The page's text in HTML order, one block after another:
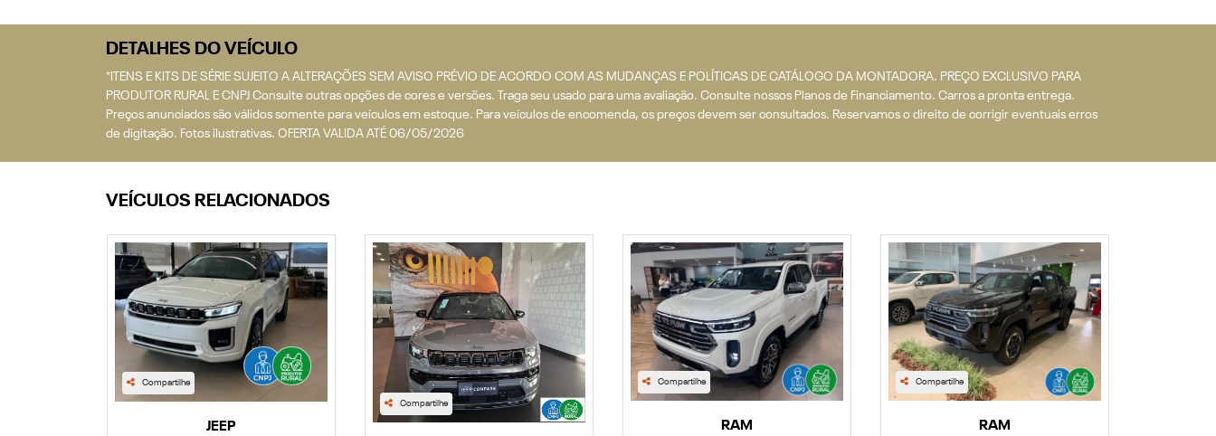
DETALHES DO VEÍCULO
*ITENS E KITS DE SÉRIE SUJEITO A ALTERAÇÕES SEM AVISO PRÉVIO DE ACORDO COM AS MUDANÇAS E POLÍTICAS DE CATÁLOGO DA MONTADORA. PREÇO EXCLUSIVO PARA
PRODUTOR RURAL E CNPJ Consulte outras opções de cores e versões. Traga seu usado para uma avaliação. Consulte nossos Planos de Financiamento. Carros a pronta entrega.
Preços anunciados são válidos somente para veículos em estoque. Para veículos de encomenda, os preços devem ser consultados. Reservamos o direito de corrigir eventuais erros
de digitação. Fotos ilustrativas. OFERTA VALIDA ATÉ 06/05/2026
VEÍCULOS RELACIONADOS
Compartilhe
JEEP
Compartilhe
Compartilhe
RAM
Compartilhe
RAM